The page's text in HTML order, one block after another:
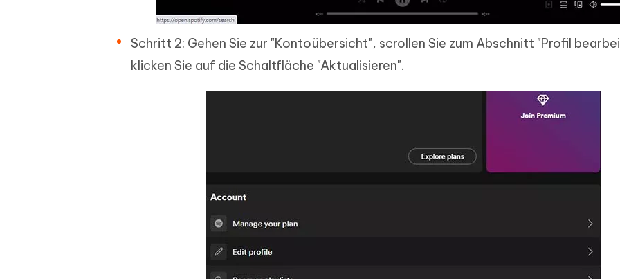
Schritt 2: Gehen Sie zur "Kontoübersicht", scrollen Sie zum Abschnitt "Profil
klicken Sie auf die Schaltfläche "Aktualisieren".